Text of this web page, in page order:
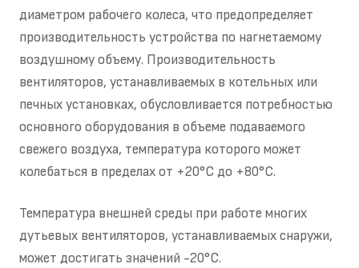
диаметром рабочего колеса, что предопределяет
производительность устройства по нагнетаемому
воздушному объему. Производительность
вентиляторов, устанавливаемых в котельных или
печных установках, обусловливается потребностью
основного оборудования в объеме подаваемого
свежего воздуха, температура которого может
колебаться в пределах от +20°С до +80°С.
Температура внешней среды при работе многих
дутьевых вентиляторов, устанавливаемых снаружи,
может достигать значений -20°С.